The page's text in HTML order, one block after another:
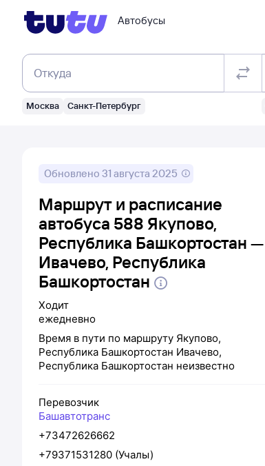
Автобусы
Откуда
Москва Санкт-Петербург
Обновлено 31 августа 2025
Маршрут и расписание
автобуса 588 Якупово,
Республика Башкортостан —
Ивачево, Республика
Башкортостан
Ходит
ежедневно
Время в пути по маршруту Якупово,
Республика Башкортостан Ивачево,
Республика Башкортостан неизвестно
Перевозчик
Башавтотранс
+73472626662
+79371531280 (Учалы)